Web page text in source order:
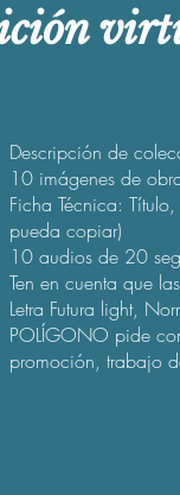
Descripción de
10 imágenes de
Ficha Técnica:
pueda copiar)
10 audios de 20
Ten en cuenta que
Letra Futura light,
POLÍGONO pide
promoción, trabajo